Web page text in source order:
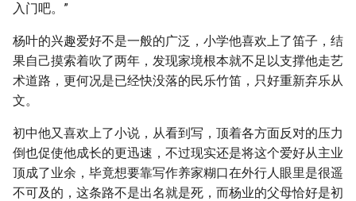
入门吧。”
杨叶的兴趣爱好不是一般的广泛，小学他喜欢上了笛子，结
果自己摸索着吹了两年，发现家境根本就不足以支撑他走艺
术道路，更何况是已经快没落的民乐竹笛，只好重新弃乐从
文。
初中他又喜欢上了小说，从看到写，顶着各方面反对的压力
倒也促使他成长的更迅速，不过现实还是将这个爱好从主业
顶成了业余，毕竟想要靠写作养家糊口在外行人眼里是很遥
不可及的，这条路不是出名就是死，而杨业的父母恰好是初